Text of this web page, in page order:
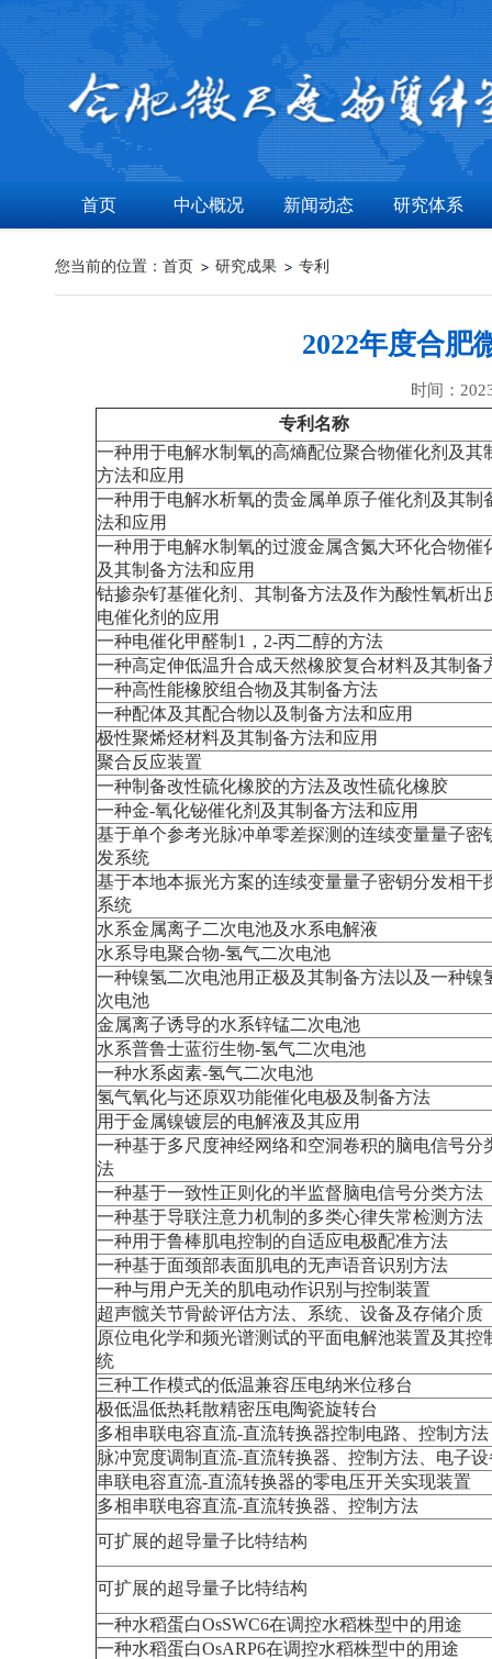
首页 中心概况 新闻动态 研究体系
您当前的位置： 首页 研究成果 专利
2022年度合肥
时间：
专利名称
一种用于电解水制氧的高熵配位聚合物催化剂及其
方法和应用
一种用于电解水析氧的贵金属单原子催化剂及其制
法和应用
一种用于电解水制氧的过渡金属含氮大环化合物催
及其制备方法和应用
钴掺杂钌基催化剂、其制备方法及作为酸性氧析出
电催化剂的应用
一种电催化甲醛制1，2-丙二醇的方法
一种高定伸低温升合成天然橡胶复合材料及其制备
一种高性能橡胶组合物及其制备方法
一种配体及其配合物以及制备方法和应用
极性聚烯烃材料及其制备方法和应用
聚合反应装置
一种制备改性硫化橡胶的方法及改性硫化橡胶
一种金-氧化铋催化剂及其制备方法和应用
基于单个参考光脉冲单零差探测的连续变量量子密
发系统
基于本地本振光方案的连续变量量子密钥分发相干
系统
水系金属离子二次电池及水系电解液
水系导电聚合物-氢气二次电池
一种镍氢二次电池用正极及其制备方法以及一种镍
次电池
金属离子诱导的水系锌锰二次电池
水系普鲁士蓝衍生物-氢气二次电池
一种水系卤素-氢气二次电池
氢气氧化与还原双功能催化电极及制备方法
用于金属镍镀层的电解液及其应用
一种基于多尺度神经网络和空洞卷积的脑电信号分
法
一种基于一致性正则化的半监督脑电信号分类方法
一种基于导联注意力机制的多类心律失常检测方法
一种用于鲁棒肌电控制的自适应电极配准方法
一种基于面颈部表面肌电的无声语音识别方法
一种与用户无关的肌电动作识别与控制装置
超声髋关节骨龄评估方法、系统、设备及存储介质
原位电化学和频光谱测试的平面电解池装置及其控
统
三种工作模式的低温兼容压电纳米位移台
极低温低热耗散精密压电陶瓷旋转台
多相串联电容直流-直流转换器控制电路、控制方法
脉冲宽度调制直流-直流转换器、控制方法、电子设
串联电容直流-直流转换器的零电压开关实现装置
多相串联电容直流-直流转换器、控制方法
可扩展的超导量子比特结构
可扩展的超导量子比特结构
一种水稻蛋白OsSWC6在调控水稻株型中的用途
一种水稻蛋白OsARP6在调控水稻株型中的用途